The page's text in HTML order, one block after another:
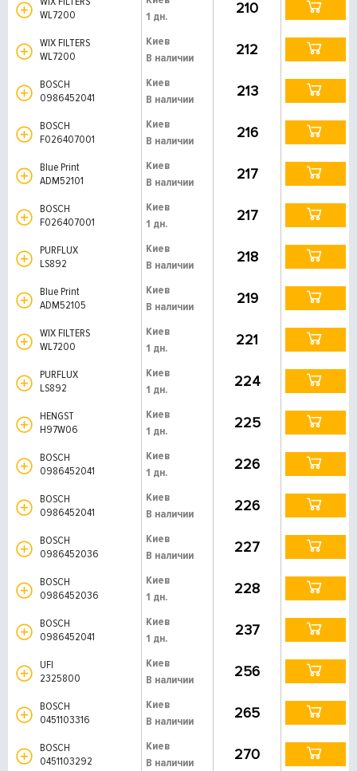
WL7200
1 дн.
210
WIX FILTERS
WL7200
Киев
В наличии
212
BOSCH
0986452041
Киев
В наличии
213
BOSCH
F026407001
Киев
В наличии
216
Blue Print
ADM52101
Киев
В наличии
217
BOSCH
F026407001
Киев
1 дн.
217
PURFLUX
LS892
Киев
В наличии
218
Blue Print
ADM52105
Киев
В наличии
219
WIX FILTERS
WL7200
Киев
1 дн.
221
PURFLUX
LS892
Киев
1 дн.
224
HENGST
H97W06
Киев
1 дн.
225
BOSCH
0986452041
Киев
1 дн.
226
BOSCH
0986452041
Киев
В наличии
226
BOSCH
0986452036
Киев
В наличии
227
BOSCH
0986452036
Киев
1 дн.
228
BOSCH
0986452041
Киев
1 дн.
237
UFI
2325800
Киев
В наличии
256
BOSCH
0451103316
Киев
В наличии
265
BOSCH
0451103292
Киев
В наличии
270